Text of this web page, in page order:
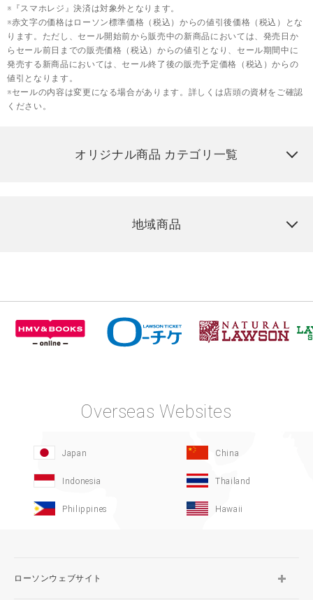
※『スマホレジ』決済は対象外となります。
※赤文字の価格はローソン標準価格（税込）からの値引後価格（税込）とな
ります。ただし、セール開始前から販売中の新商品においては、発売日か
らセール前日までの販売価格（税込）からの値引となり、セール期間中に
発売する新商品においては、セール終了後の販売予定価格（税込）からの
値引となります。
※セールの内容は変更になる場合があります。詳しくは店頭の資材をご確認
ください。
オリジナル商品 カテゴリ一覧
地域商品
Overseas Websites
Japan China
Indonesia Thailand
Philippines Hawaii
ローソンウェブサイト